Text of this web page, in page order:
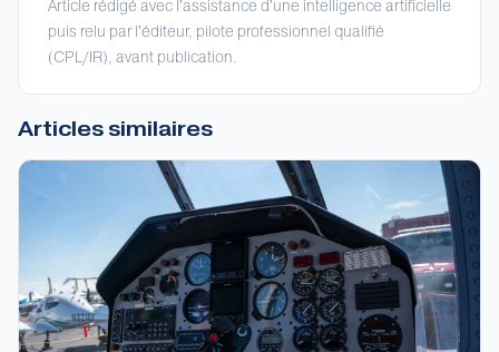
Article rédigé avec l'assistance d'une intelligence artificielle
puis relu par l'éditeur, pilote professionnel qualifié
(CPL/IR), avant publication.
Articles similaires